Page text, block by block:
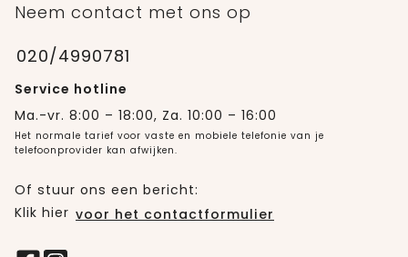
Neem contact met ons op
020/4990781
Service hotline
Ma.-vr. 8:00 – 18:00, Za. 10:00 – 16:00
Het normale tarief voor vaste en mobiele telefonie van je
telefoonprovider kan afwijken.
Of stuur ons een bericht:
Klik hier voor het contactformulier